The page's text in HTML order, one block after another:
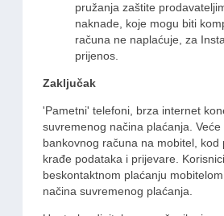
pružanja zaštite
naknade, koje mogu biti
računa ne naplaćuje, za
prijenos.
Zaključak
'Pametni' telefoni, brza internet
suvremenog načina plaćanja.
bankovnog računa na mobitel,
krađe podataka i prijevare.
beskontaktnom plaćanju
načina suvremenog plaćanja.